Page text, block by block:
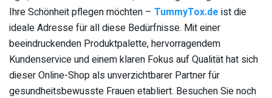
Ihre Schönheit pflegen möchten – TummyTox.de ist die
ideale Adresse für all diese Bedürfnisse. Mit einer
beeindruckenden Produktpalette, hervorragendem
Kundenservice und einem klaren Fokus auf Qualität hat sich
dieser Online-Shop als unverzichtbarer Partner für
gesundheitsbewusste Frauen etabliert. Besuchen Sie noch